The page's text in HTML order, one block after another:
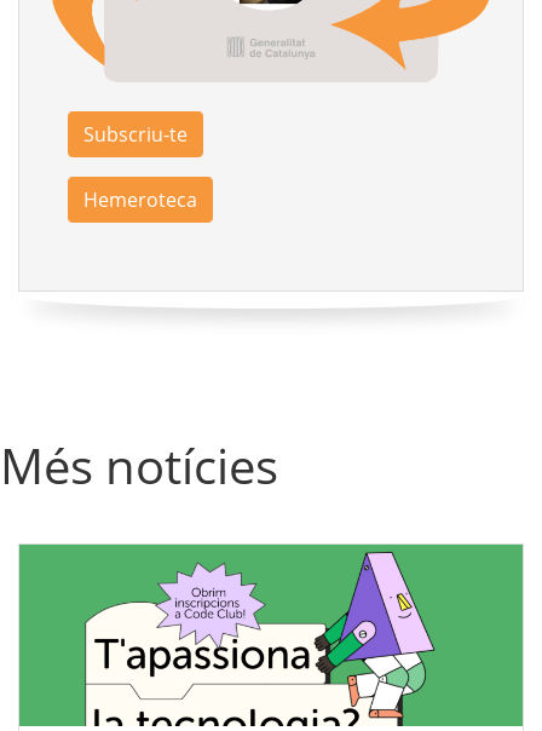
Subscriu-te
Hemeroteca
Més notícies